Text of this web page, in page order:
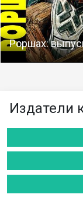
Роршах:
Издатели